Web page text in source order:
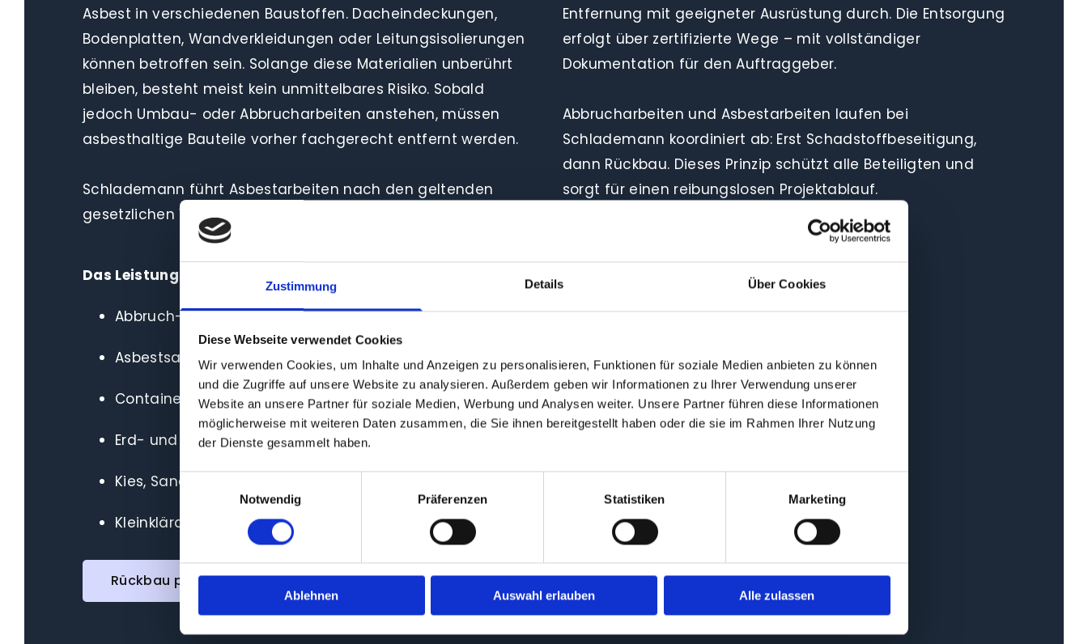
Zustimmung Details Über Cookies
Diese Webseite verwendet Cookies
Wir verwenden Cookies, um Inhalte und Anzeigen zu personalisieren, Funktionen für soziale Medien anbieten zu können
und die Zugriffe auf unsere Website zu analysieren. Außerdem geben wir Informationen zu Ihrer Verwendung unserer
Website an unsere Partner für soziale Medien, Werbung und Analysen weiter. Unsere Partner führen diese Informationen
möglicherweise mit weiteren Daten zusammen, die Sie ihnen bereitgestellt haben oder die sie im Rahmen Ihrer Nutzung
der Dienste gesammelt haben.
Einwilligungsauswahl
Notwendig
Präferenzen Statistiken Marketing
Ablehnen Auswahl erlauben Alle zulassen
Asbest in verschiedenen Baustoffen. Dacheindeckungen,
Bodenplatten, Wandverkleidungen oder Leitungsisolierungen
können betroffen sein. Solange diese Materialien unberührt
bleiben, besteht meist kein unmittelbares Risiko. Sobald
jedoch Umbau- oder Abbrucharbeiten anstehen, müssen
asbesthaltige Bauteile vorher fachgerecht entfernt werden.
Schlademann führt Asbestarbeiten nach den geltenden
gesetzlichen Vorgaben durch. Das Team erfasst zunächst
Entfernung mit geeigneter Ausrüstung durch. Die Entsorgung
erfolgt über zertifizierte Wege – mit vollständiger
Dokumentation für den Auftraggeber.
Abbrucharbeiten und Asbestarbeiten laufen bei
Schlademann koordiniert ab: Erst Schadstoffbeseitigung,
dann Rückbau. Dieses Prinzip schützt alle Beteiligten und
sorgt für einen reibungslosen Projektablauf.
Das Leistungsangebot umfasst
Abbruch- und Entkernungsarbeiten
Asbestsanierung mit Dokumentation und Entsorgungsnachweis
Containerdienst für Bauschutt und Abfälle aller Art
Erd- und Baggerarbeiten
Kies, Sand und Schüttgüter auf Abruf
Kleinkläranlagen-Beratung und Umsetzung
Rückbau professionell planen